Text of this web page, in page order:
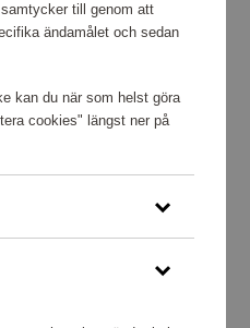
till genom att
ändamålet och sedan
kan du när som helst göra
cookies" längst ner på